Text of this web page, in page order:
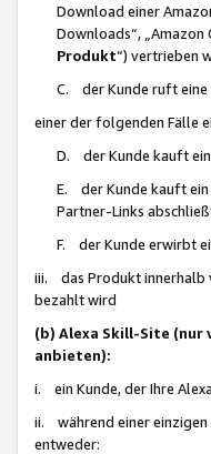
Download einer
Downloads“, „Amazon
Produkt“) vertrieben
C. der Kunde ruft eine
einer der folgenden Fälle
D. der Kunde kauft
E. der Kunde kauft ein
Partner-Links
F. der Kunde erwirbt
iii. das Produkt innerhalb
bezahlt wird
(b) Alexa Skill-Site (nur
anbieten):
i. ein Kunde, der Ihre
ii. während einer einzigen
entweder: